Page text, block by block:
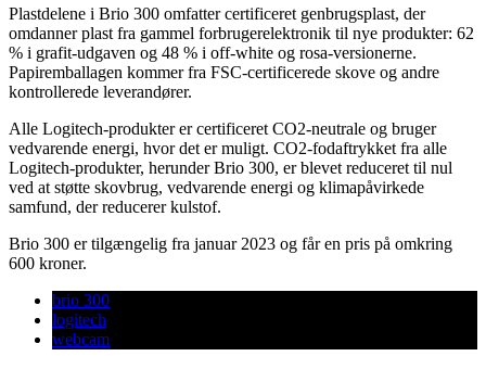
Plastdelene i Brio 300 omfatter certificeret genbrugsplast, der
omdanner plast fra gammel forbrugerelektronik til nye produkter: 62
% i grafit-udgaven og 48 % i off-white og rosa-versionerne.
Papiremballagen kommer fra FSC-certificerede skove og andre
kontrollerede leverandører.
Alle Logitech-produkter er certificeret CO2-neutrale og bruger
vedvarende energi, hvor det er muligt. CO2-fodaftrykket fra alle
Logitech-produkter, herunder Brio 300, er blevet reduceret til nul
ved at støtte skovbrug, vedvarende energi og klimapåvirkede
samfund, der reducerer kulstof.
Brio 300 er tilgængelig fra januar 2023 og får en pris på omkring
600 kroner.
brio 300
logitech
webcam